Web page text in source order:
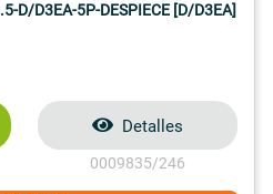
D/D3EA-5P-DESPIECE [D/D3EA]
Detalles
0009835/246